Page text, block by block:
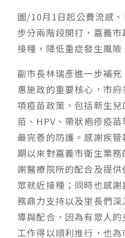
圖/10月1日起公費流感
步分兩階段開打，嘉義
接種，降低重症發生風
副市長林瑞彥進一步補
惠施政的重要核心，市
項疫苗政策，包括新生
苗、HPV、帶狀疱疹疫
最完善的防護。感謝疾
期以來對嘉義市衛生業
謝醫療院所的配合及提
眾就近接種；同時也感
務鼎力支持以及里長們
導與配合，因為有眾人
工作得以順利推行，也